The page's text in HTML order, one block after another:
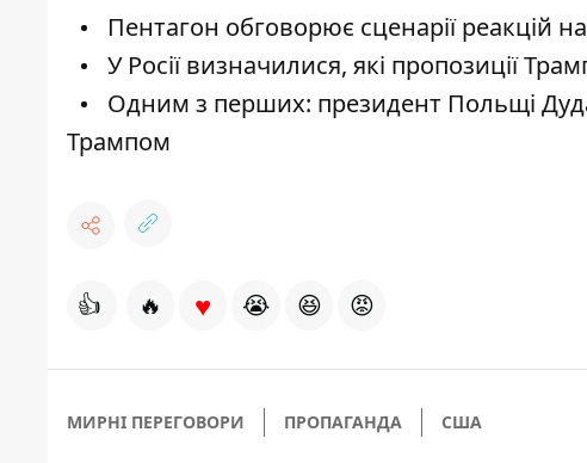
Пентагон обговорює сценарії реакцій
У Росії визначилися, які пропозиції
Одним з перших: президент Польщі
Трампом
👍 🔥 ♥ 😭 😆 😡
МИРНІ ПЕРЕГОВОРИ ПРОПАГАНДА США